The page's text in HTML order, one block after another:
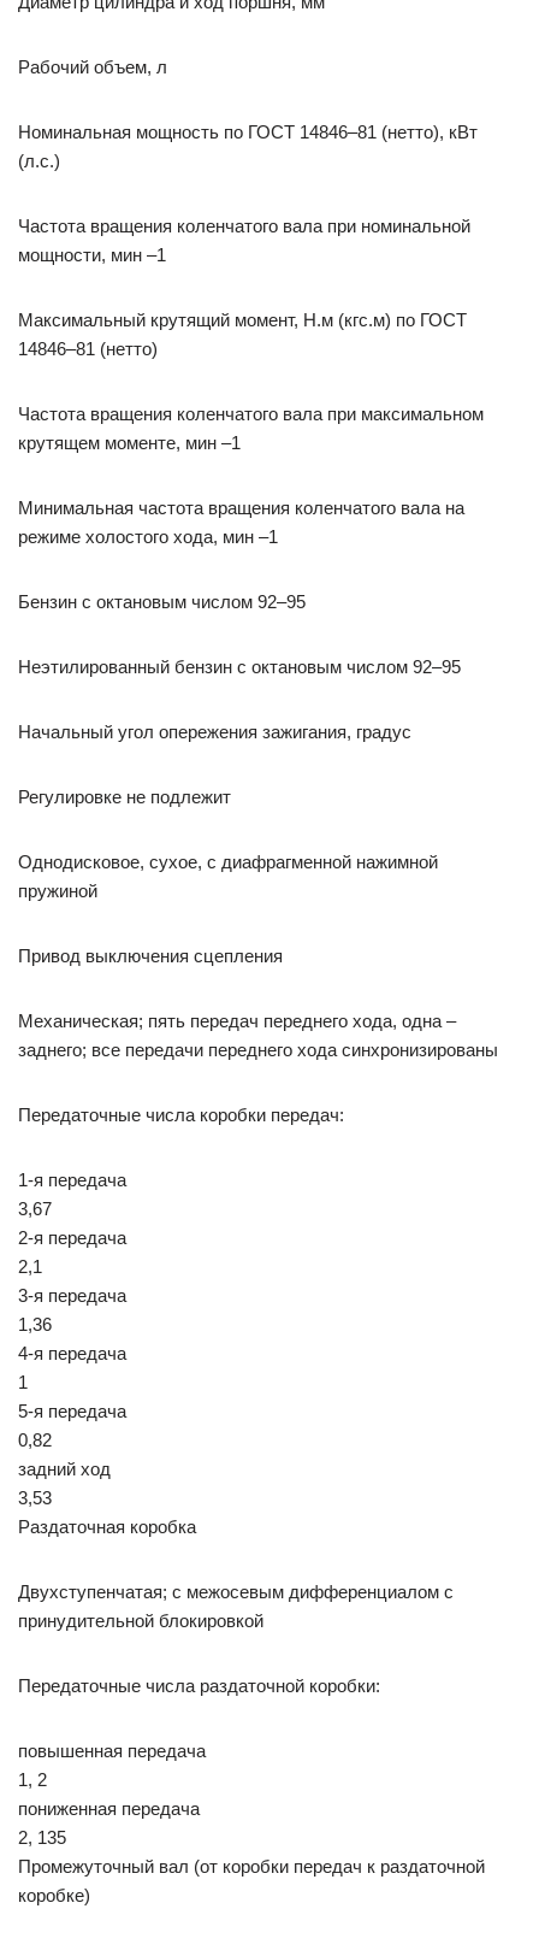
Рабочий объем, л
Номинальная мощность по ГОСТ 14846–81 (нетто), кВт
(л.с.)
Частота вращения коленчатого вала при номинальной
мощности, мин –1
Максимальный крутящий момент, Н.м (кгс.м) по ГОСТ
14846–81 (нетто)
Частота вращения коленчатого вала при максимальном
крутящем моменте, мин –1
Минимальная частота вращения коленчатого вала на
режиме холостого хода, мин –1
Бензин с октановым числом 92–95
Неэтилированный бензин с октановым числом 92–95
Начальный угол опережения зажигания, градус
Регулировке не подлежит
Однодисковое, сухое, с диафрагменной нажимной
пружиной
Привод выключения сцепления
Механическая; пять передач переднего хода, одна –
заднего; все передачи переднего хода синхронизированы
Передаточные числа коробки передач:
1-я передача
3,67
2-я передача
2,1
3-я передача
1,36
4-я передача
1
5-я передача
0,82
задний ход
3,53
Раздаточная коробка
Двухступенчатая; с межосевым дифференциалом с
принудительной блокировкой
Передаточные числа раздаточной коробки:
повышенная передача
1, 2
пониженная передача
2, 135
Промежуточный вал (от коробки передач к раздаточной
коробке)